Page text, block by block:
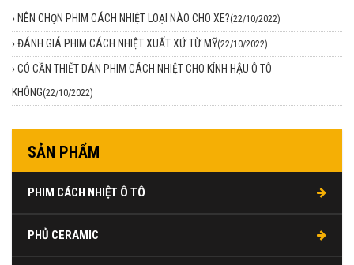
› NÊN CHỌN PHIM CÁCH NHIỆT LOẠI NÀO CHO XE?(22/10/2022)
› ĐÁNH GIÁ PHIM CÁCH NHIỆT XUẤT XỨ TỪ MỸ(22/10/2022)
› CÓ CẦN THIẾT DÁN PHIM CÁCH NHIỆT CHO KÍNH HẬU Ô TÔ
KHÔNG(22/10/2022)
SẢN PHẨM
PHIM CÁCH NHIỆT Ô TÔ
PHỦ CERAMIC